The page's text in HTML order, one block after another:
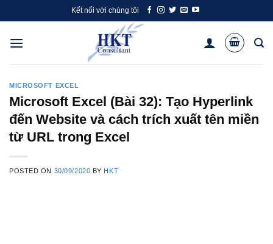
to
content
Kết nối với chúng tôi
MICROSOFT EXCEL
Microsoft Excel (Bài 32): Tạo Hyperlink
đến Website và cách trích xuất tên miền
từ URL trong Excel
POSTED ON 30/09/2020 BY HKT